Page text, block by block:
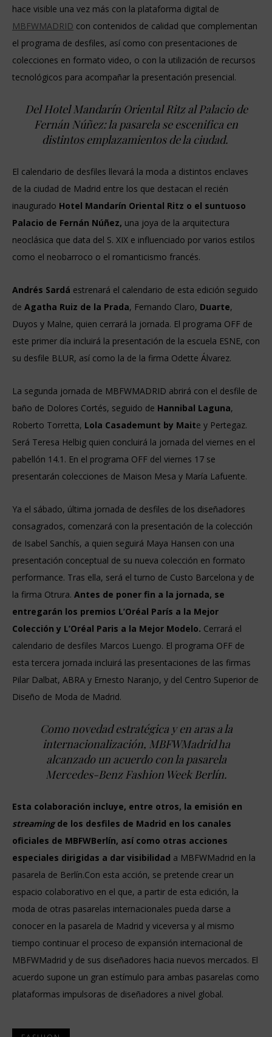
hace visible una vez más con la plataforma digital de
MBFWMADRID con contenidos de calidad que complementan
el programa de desfiles, así como con presentaciones de
colecciones en formato video, o con la utilización de recursos
tecnológicos para acompañar la presentación presencial.
Del Hotel Mandarín Oriental Ritz al Palacio de
Fernán Núñez: la pasarela se escenifica en
distintos emplazamientos de la ciudad.
El calendario de desfiles llevará la moda a distintos enclaves
de la ciudad de Madrid entre los que destacan el recién
inaugurado Hotel Mandarín Oriental Ritz o el suntuoso
Palacio de Fernán Núñez, una joya de la arquitectura
neoclásica que data del S. XIX e influenciado por varios estilos
como el neobarroco o el romanticismo francés.
Andrés Sardá estrenará el calendario de esta edición seguido
de Agatha Ruiz de la Prada, Fernando Claro, Duarte,
Duyos y Malne, quien cerrará la jornada. El programa OFF de
este primer día incluirá la presentación de la escuela ESNE, con
su desfile BLUR, así como la de la firma Odette Álvarez.
La segunda jornada de MBFWMADRID abrirá con el desfile de
baño de Dolores Cortés, seguido de Hannibal Laguna,
Roberto Torretta, Lola Casademunt by Maite y Pertegaz.
Será Teresa Helbig quien concluirá la jornada del viernes en el
pabellón 14.1. En el programa OFF del viernes 17 se
presentarán colecciones de Maison Mesa y María Lafuente.
Ya el sábado, última jornada de desfiles de los diseñadores
consagrados, comenzará con la presentación de la colección
de Isabel Sanchís, a quien seguirá Maya Hansen con una
presentación conceptual de su nueva colección en formato
performance. Tras ella, será el turno de Custo Barcelona y de
la firma Otrura. Antes de poner fin a la jornada, se
entregarán los premios L’Oréal París a la Mejor
Colección y L’Oréal Paris a la Mejor Modelo. Cerrará el
calendario de desfiles Marcos Luengo. El programa OFF de
esta tercera jornada incluirá las presentaciones de las firmas
Pilar Dalbat, ABRA y Ernesto Naranjo, y del Centro Superior de
Diseño de Moda de Madrid.
Como novedad estratégica y en aras a la
internacionalización, MBFWMadrid ha
alcanzado un acuerdo con la pasarela
Mercedes-Benz Fashion Week Berlín.
Esta colaboración incluye, entre otros, la emisión en
streamingde los desfiles de Madrid en los canales
oficiales de MBFWBerlín, así como otras acciones
especiales dirigidas a dar visibilidad a MBFWMadrid en la
pasarela de Berlín.Con esta acción, se pretende crear un
espacio colaborativo en el que, a partir de esta edición, la
moda de otras pasarelas internacionales pueda darse a
conocer en la pasarela de Madrid y viceversa y al mismo
tiempo continuar el proceso de expansión internacional de
MBFWMadrid y de sus diseñadores hacia nuevos mercados. El
acuerdo supone un gran estímulo para ambas pasarelas como
plataformas impulsoras de diseñadores a nivel global.